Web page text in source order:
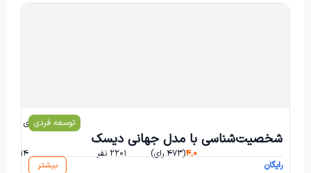
محمد باقر مرادی
توسعه فردی
شخصیت‌شناسی با مدل جهانی دیسک
۴,۰(۴۷۳ رای) ۲۲۰۱ نفر
۱۱۴ ساعت و ۱۴ دقیقه
رایگان
بیشتر